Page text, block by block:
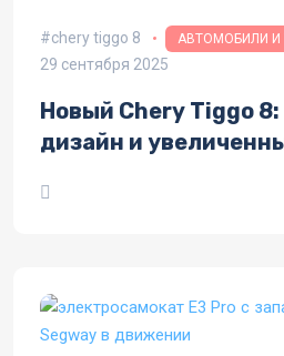
chery tiggo 8 АВТОМОБИЛИ И
29 сентября 2025
Новый Chery Tiggo
дизайн и